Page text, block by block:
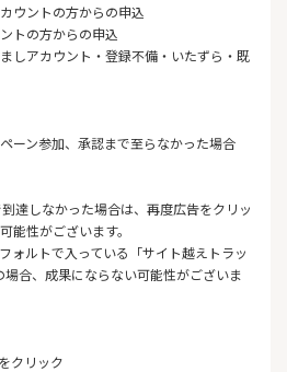
ウントの方からの申込
トの方からの申込
しアカウント・登録不備・いたずら・既
ーン参加、承認まで至らなかった場合
達しなかった場合は、再度広告をクリッ
能性がございます。
ォルトで入っている「サイト越えトラッ
合、成果にならない可能性がございま
クリック